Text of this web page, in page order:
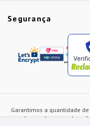
Segurança
Garantimos a quantidade
ou de acordo com a